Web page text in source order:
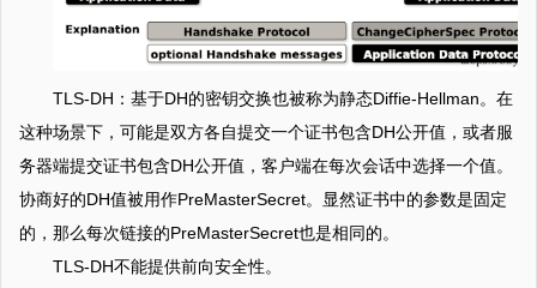
TLS-DH：基于DH的密钥交换也被称为静态Diffie-Hellman。在
这种场景下，可能是双方各自提交一个证书包含DH公开值，或者服
务器端提交证书包含DH公开值，客户端在每次会话中选择一个值。
协商好的DH值被用作PreMasterSecret。显然证书中的参数是固定
的，那么每次链接的PreMasterSecret也是相同的。
TLS-DH不能提供前向安全性。